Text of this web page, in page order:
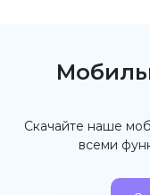
Скачайте наше
всеми